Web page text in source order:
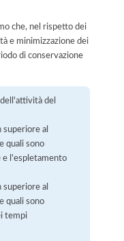
che, nel rispetto dei
e minimizzazione dei
di conservazione
dell'attività del
al
quali sono
e l'espletamento
al
quali sono
tempi